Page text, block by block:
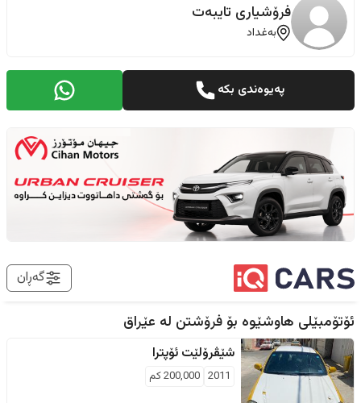
فرۆشیاری تایبەت
بەغداد
پەیوەندی بکە
گەڕان
ئۆتۆمبێلی هاوشێوە بۆ فرۆشتن لە عێراق
شێڤرۆلێت ئۆپترا
2011
200,000كم